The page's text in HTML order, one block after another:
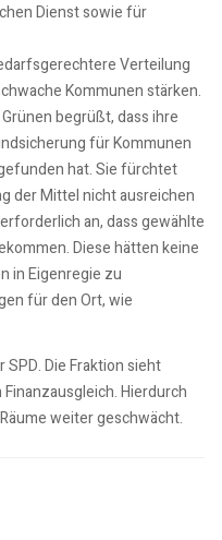
Dienst sowie für
Verteilung
Kommunen stärken.
begrüßt, dass ihre
für Kommunen
hat. Sie fürchtet
der Mittel nicht ausreichen
an, dass gewählte
Diese hätten keine
in Eigenregie zu
für den Ort, wie
Die Fraktion sieht
Hierdurch
weiter geschwächt.
in Magdeburg
Selbstständigkeit: 100.000 Euro